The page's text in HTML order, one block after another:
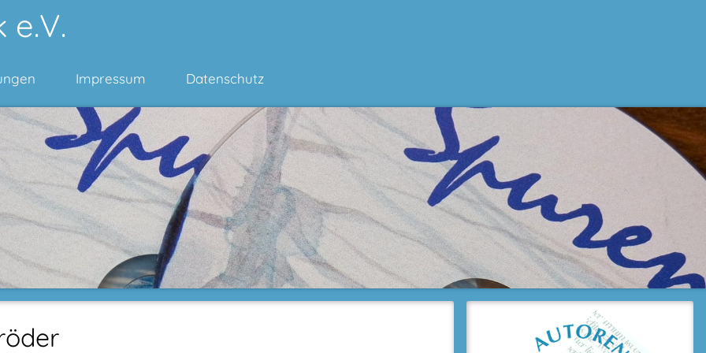
Impressum Datenschutz